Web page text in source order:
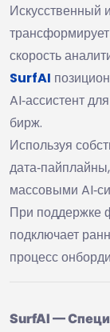
Искусственный
скорость
SurfAI
AI‑ассистент
бирж.
Используя
массовыми
При поддержке
подключает
процесс
SurfAI —